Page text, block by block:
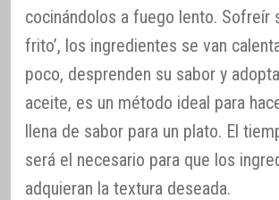
cocinándolos a fuego lento. Sofreír
frito’, los ingredientes se van
poco, desprenden su sabor y
aceite, es un método ideal para
llena de sabor para un plato. El
será el necesario para que los
adquieran la textura deseada.